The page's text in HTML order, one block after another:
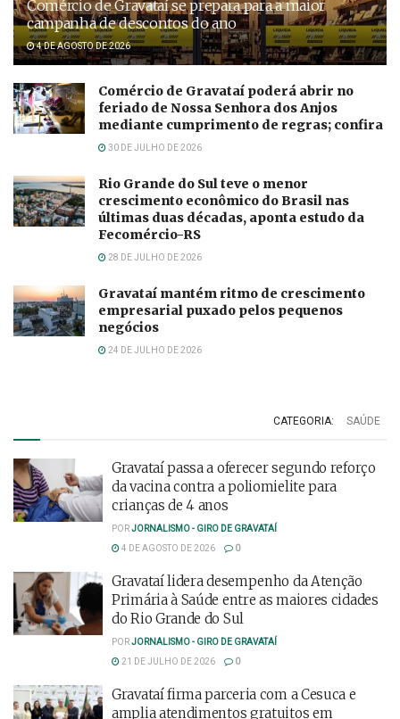
Comércio de Gravataí se prepara para a maior
campanha de descontos do ano
4 DE AGOSTO DE 2026
Comércio de Gravataí poderá abrir no
feriado de Nossa Senhora dos Anjos
mediante cumprimento de regras; confira
30 DE JULHO DE 2026
Rio Grande do Sul teve o menor
crescimento econômico do Brasil nas
últimas duas décadas, aponta estudo da
Fecomércio-RS
28 DE JULHO DE 2026
Gravataí mantém ritmo de crescimento
empresarial puxado pelos pequenos
negócios
24 DE JULHO DE 2026
CATEGORIA: SAÚDE
Gravataí passa a oferecer segundo reforço
da vacina contra a poliomielite para
crianças de 4 anos
PORJORNALISMO - GIRO DE GRAVATAÍ
4 DE AGOSTO DE 2026
0
Gravataí lidera desempenho da Atenção
Primária à Saúde entre as maiores cidades
do Rio Grande do Sul
PORJORNALISMO - GIRO DE GRAVATAÍ
21 DE JULHO DE 2026
0
Gravataí firma parceria com a Cesuca e
amplia atendimentos gratuitos em